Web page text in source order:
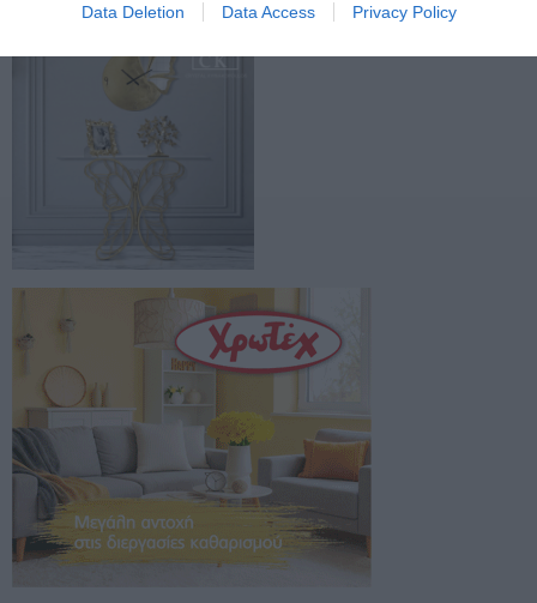
Data Deletion Data Access Privacy Policy